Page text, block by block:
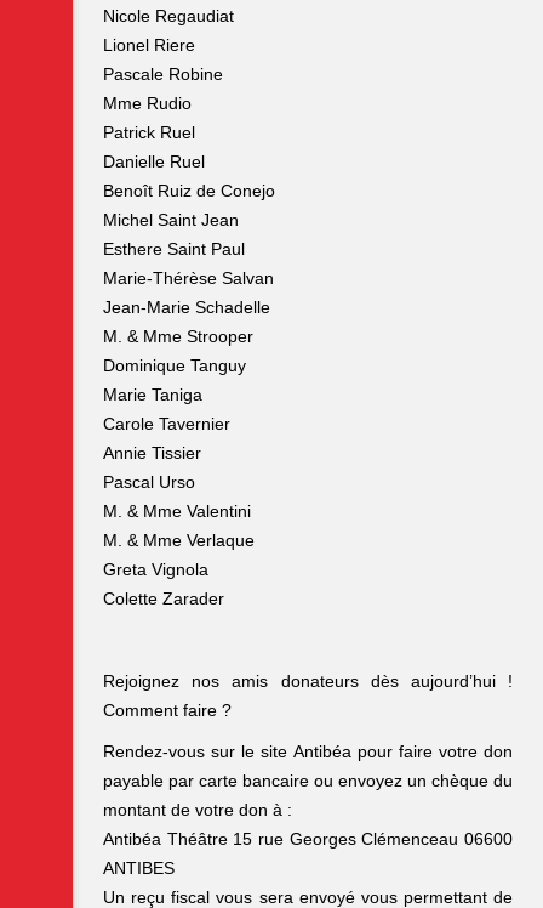
Nicole Regaudiat
Lionel Riere
Pascale Robine
Mme Rudio
Patrick Ruel
Danielle Ruel
Benoît Ruiz de Conejo
Michel Saint Jean
Esthere Saint Paul
Marie-Thérèse Salvan
Jean-Marie Schadelle
M. & Mme Strooper
Dominique Tanguy
Marie Taniga
Carole Tavernier
Annie Tissier
Pascal Urso
M. & Mme Valentini
M. & Mme Verlaque
Greta Vignola
Colette Zarader
Rejoignez nos amis donateurs dès aujourd’hui !
Comment faire ?
Rendez-vous sur le site Antibéa pour faire votre don
payable par carte bancaire ou envoyez un chèque du
montant de votre don à :
Antibéa Théâtre 15 rue Georges Clémenceau 06600
ANTIBES
Un reçu fiscal vous sera envoyé vous permettant de